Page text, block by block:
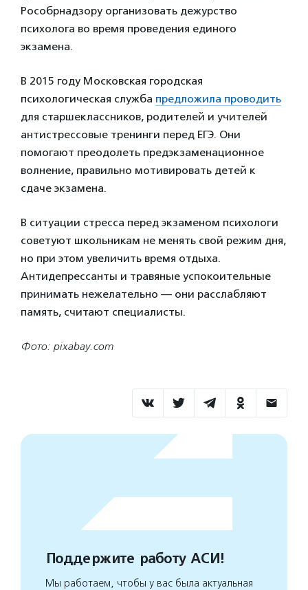
Рособрнадзору организовать дежурство
психолога во время проведения единого
экзамена.
В 2015 году Московская городская
психологическая служба предложила проводить
для старшеклассников, родителей и учителей
антистрессовые тренинги перед ЕГЭ. Они
помогают преодолеть предэкзаменационное
волнение, правильно мотивировать детей к
сдаче экзамена.
В ситуации стресса перед экзаменом психологи
советуют школьникам не менять свой режим дня,
но при этом увеличить время отдыха.
Антидепрессанты и травяные успокоительные
принимать нежелательно — они расслабляют
память, считают специалисты.
Фото: pixabay.com
Поддержите работу АСИ!
Мы работаем, чтобы у вас была актуальная